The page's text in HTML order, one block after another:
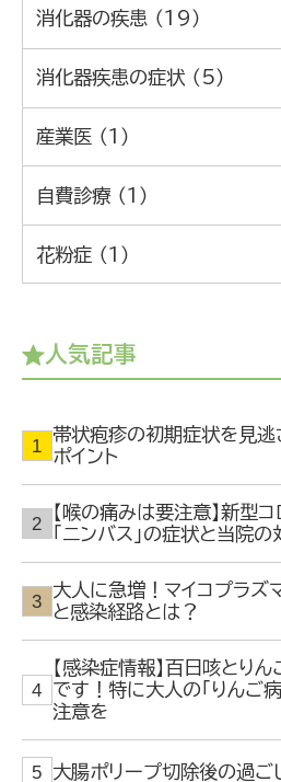
消化器の疾患 （19）
消化器疾患の症状 （5）
産業医 （1）
自費診療 （1）
花粉症 （1）
人気記事
帯状疱疹の初期症状を見逃
ポイント
【喉の痛みは要注意】新型
「ニンバス」の症状と当院の
大人に急増！マイコプラズ
と感染経路とは？
【感染症情報】百日咳とり
です！特に大人の「りんご
注意を
大腸ポリープ切除後の過ご